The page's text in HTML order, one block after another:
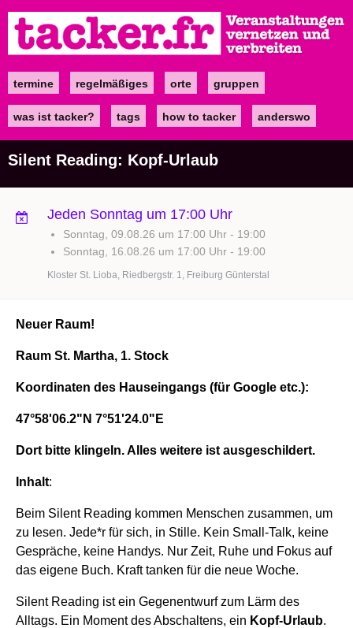
zum
Inhalt
Maintermine regelmäßiges orte gruppen
was ist tacker? tags how to tacker anderswo
Silent Reading: Kopf-Urlaub
Jeden Sonntag um 17:00 Uhr
Sonntag, 09.08.26 um 17:00 Uhr - 19:00
Sonntag, 16.08.26 um 17:00 Uhr - 19:00
Kloster St. Lioba, Riedbergstr. 1, Freiburg Günterstal
Neuer Raum!
Raum St. Martha, 1. Stock
Koordinaten des Hauseingangs (für Google etc.):
47°58'06.2"N 7°51'24.0"E
Dort bitte klingeln. Alles weitere ist ausgeschildert.
Inhalt:
Beim Silent Reading kommen Menschen zusammen, um
zu lesen. Jede*r für sich, in Stille. Kein Small-Talk, keine
Gespräche, keine Handys. Nur Zeit, Ruhe und Fokus auf
das eigene Buch. Kraft tanken für die neue Woche.
Silent Reading ist ein Gegenentwurf zum Lärm des
Alltags. Ein Moment des Abschaltens, ein Kopf-Urlaub.